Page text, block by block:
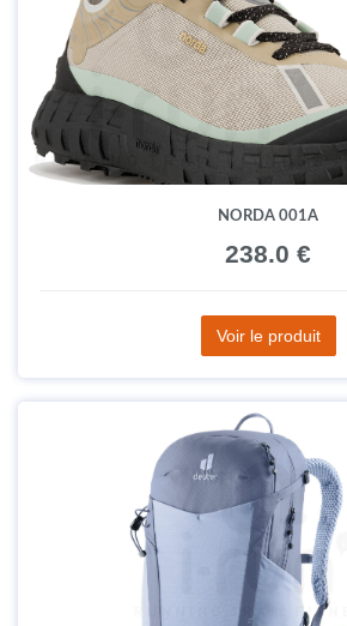
NORDA 001A
238.0 €
Voir le produit